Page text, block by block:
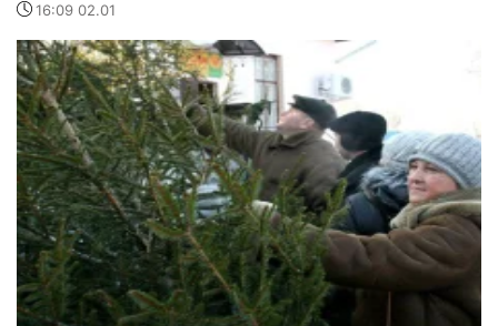
16:09 02.01